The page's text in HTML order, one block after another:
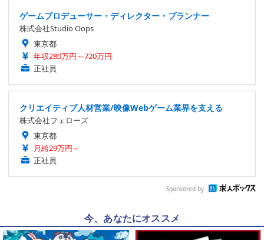
ゲームプロデューサー・ディレクター・プランナー
株式会社Studio Oops
東京都
年収280万円～720万円
正社員
クリエイティブ人材営業/映像Webゲーム業界を支える
株式会社フェローズ
東京都
月給29万円～
正社員
Sponsored by
今、あなたにオススメ